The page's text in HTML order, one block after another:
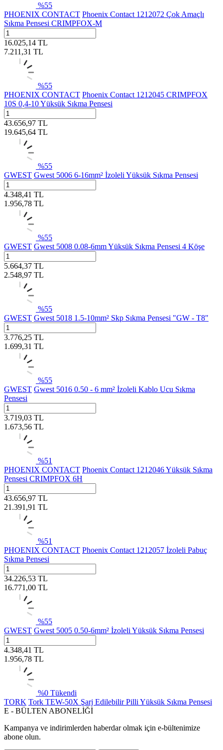
%55
PHOENIX CONTACT Phoenix Contact 1212072 Çok Amaçlı
Sıkma Pensesi CRIMPFOX-M
16.025,14 TL
7.211,31 TL
%55
PHOENIX CONTACT Phoenix Contact 1212045 CRIMPFOX
10S 0,4-10 Yüksük Sıkma Pensesi
43.656,97 TL
19.645,64 TL
%55
GWEST Gwest 5006 6-16mm² İzoleli Yüksük Sıkma Pensesi
4.348,41 TL
1.956,78 TL
%55
GWEST Gwest 5008 0.08-6mm Yüksük Sıkma Pensesi 4 Köşe
5.664,37 TL
2.548,97 TL
%55
GWEST Gwest 5018 1.5-10mm² Skp Sıkma Pensesi "GW - T8"
3.776,25 TL
1.699,31 TL
%55
GWEST Gwest 5016 0.50 - 6 mm² İzoleli Kablo Ucu Sıkma
Pensesi
3.719,03 TL
1.673,56 TL
%51
PHOENIX CONTACT Phoenix Contact 1212046 Yüksük Sıkma
Pensesi CRIMPFOX 6H
43.656,97 TL
21.391,91 TL
%51
PHOENIX CONTACT Phoenix Contact 1212057 İzoleli Pabuç
Sıkma Pensesi
34.226,53 TL
16.771,00 TL
%55
GWEST Gwest 5005 0.50-6mm² İzoleli Yüksük Sıkma Pensesi
4.348,41 TL
1.956,78 TL
%0 Tükendi
TORK Tork TEW-50X Şarj Edilebilir Pilli Yüksük Sıkma Pensesi
E - BÜLTEN ABONELİĞİ
Kampanya ve indirimlerden haberdar olmak için e-bültenimize
abone olun.